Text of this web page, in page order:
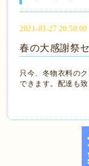
2021-03-27 20:50:00
春の大感謝祭
只今、冬物衣料の
できます。配達も